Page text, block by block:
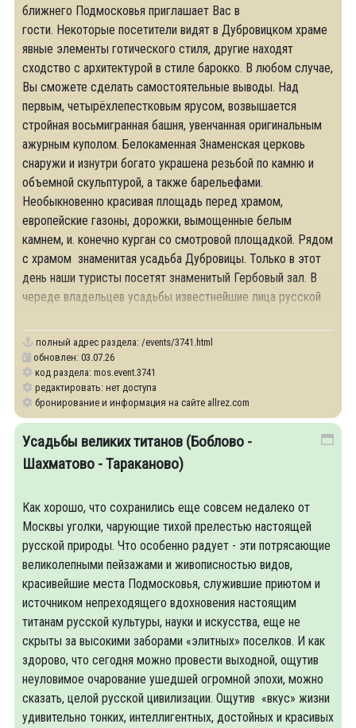
ближнего Подмосковья приглашает Вас в
гости. Некоторые посетители видят в Дубровицком храме
явные элементы готического стиля, другие находят
сходство с архитектурой в стиле барокко. В любом случае,
Вы сможете сделать самостоятельные выводы. Над
первым, четырёхлепестковым ярусом, возвышается
стройная восьмигранная башня, увенчанная оригинальным
ажурным куполом. Белокаменная Знаменская церковь
снаружи и изнутри богато украшена резьбой по камню и
объемной скульптурой, а также барельефами.
Необыкновенно красивая площадь перед храмом,
европейские газоны, дорожки, вымощенные белым
камнем, и. конечно курган со смотровой площадкой. Рядом
с храмом знаменитая усадьба Дубровицы. Только в этот
день наши туристы посетят знаменитый Гербовый зал. В
череде владельцев усадьбы известнейшие лица русской
полный адрес раздела: /events/3741.html
обновлен: 03.07.26
код раздела: mos.event.3741
редактировать: нет доступа
бронирование и информация на сайте allrez.com
Усадьбы великих титанов (Боблово -
Шахматово - Тараканово)
Как хорошо, что сохранились еще совсем недалеко от
Москвы уголки, чарующие тихой прелестью настоящей
русской природы. Что особенно радует - эти потрясающие
великолепными пейзажами и живописностью видов,
красивейшие места Подмосковья, служившие приютом и
источником непреходящего вдохновения настоящим
титанам русской культуры, науки и искусства, еще не
скрыты за высокими заборами «элитных» поселков. И как
здорово, что сегодня можно провести выходной, ощутив
неуловимое очарование ушедшей огромной эпохи, можно
сказать, целой русской цивилизации. Ощутив «вкус» жизни
удивительно тонких, интеллигентных, достойных и красивых